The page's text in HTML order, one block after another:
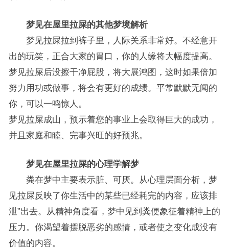
梦见在屋里拉屎的其他梦境解析
梦见拉屎拉到裤子里，人际关系非常好。不经意开
出的玩笑，正合大家的胃口，你的人缘将大幅度提高。
梦见拉屎后没擦干净屁股，将大展鸿图，这时如果倍加
努力用功或做事，将会有更好的成绩。平常默默无闻的
你，可以一鸣惊人。
梦见拉屎成山，预示着您的事业上会取得巨大的成功，
并且家庭和睦、完事兴旺的好预兆。
梦见在屋里拉屎的心理学解梦
粪在梦中主要表示脏、可厌。从心理层面分析，梦
见拉屎反映了你生活中的某些已经耗完的内容，应该排
泄”出去。从精神角度看，梦中见到粪便象征着精神上的
压力。你渴望着摆脱恶劣的感情，或者使之变化成没有
价值的内容。